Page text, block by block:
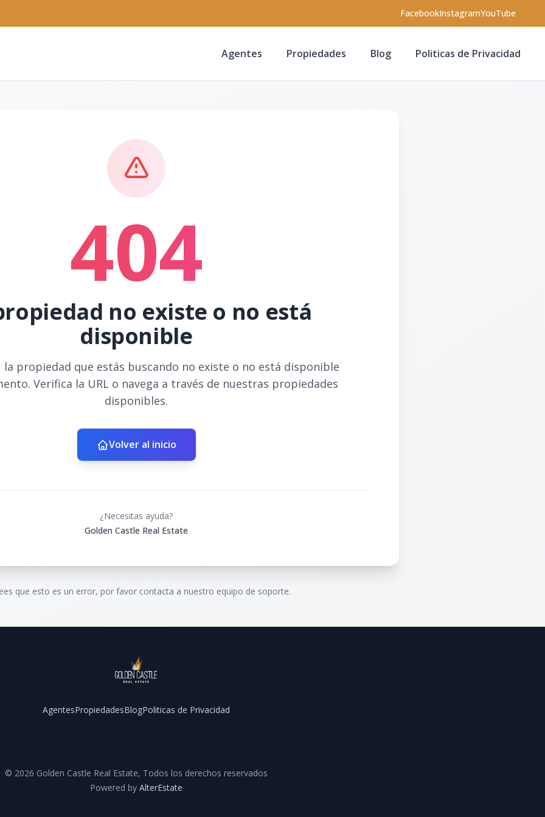
FacebookInstagramYouTube
Agentes Propiedades Blog Politicas de Privacidad
404
no existe o no está
disponible
propiedad que estás buscando no existe o no está disponible
Verifica la URL o navega a través de nuestras propiedades
disponibles.
Volver al inicio
¿Necesitas ayuda?
Golden Castle Real Estate
que esto es un error, por favor contacta a nuestro equipo de soporte.
AgentesPropiedadesBlogPoliticas de Privacidad
© 2026 Golden Castle Real Estate, Todos los derechos reservados
Powered by AlterEstate